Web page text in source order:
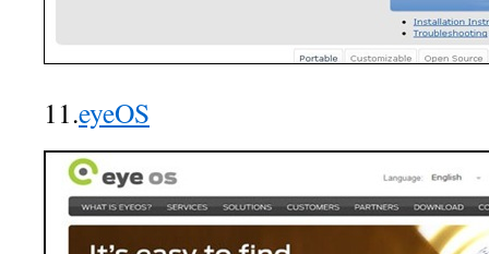
11.eyeOS